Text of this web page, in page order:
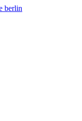
berlin